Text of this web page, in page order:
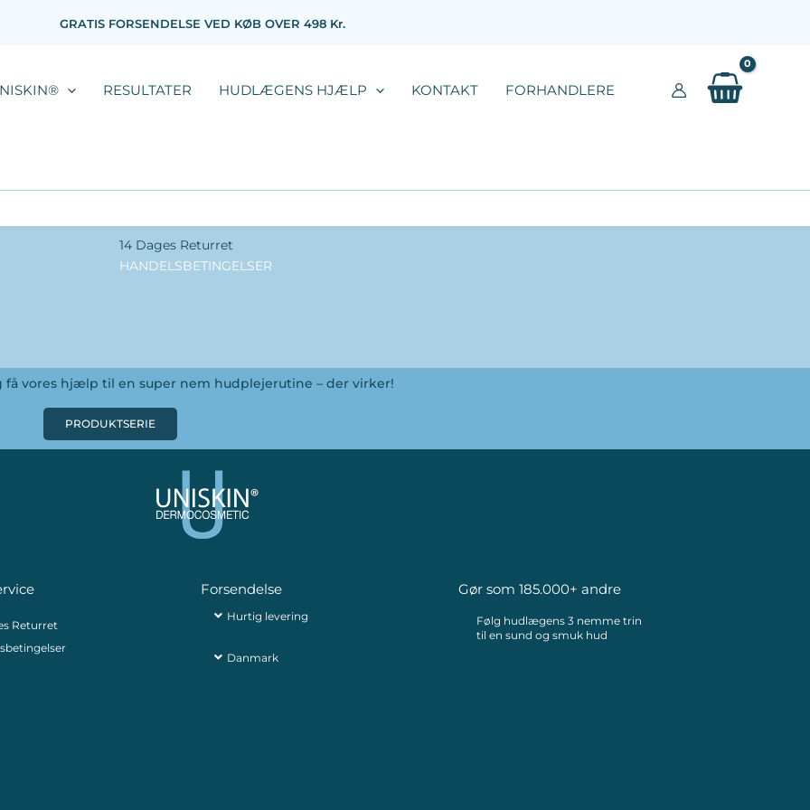
GRATIS FORSENDELSE VED KØB OVER 498 Kr.
RESULTATER HUDLÆGENS HJÆLP KONTAKT FORHANDLERE
14 Dages Returret
HANDELSBETINGELSER
få vores hjælp til en super nem hudplejerutine – der virker!
PRODUKTSERIE
Returret
Forsendelse
Hurtig levering
Danmark
Gør som 185.000+ andre
Følg hudlægens 3 nemme trin
til en sund og smuk hud